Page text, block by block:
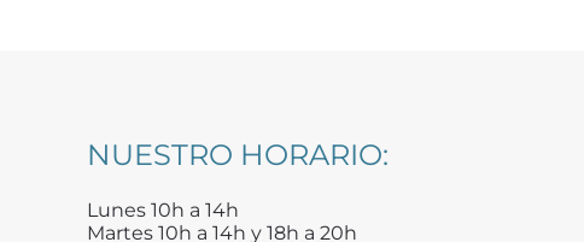
NUESTRO HORARIO:
Lunes 10h a 14h
Martes 10h a 14h y 18h a 20h